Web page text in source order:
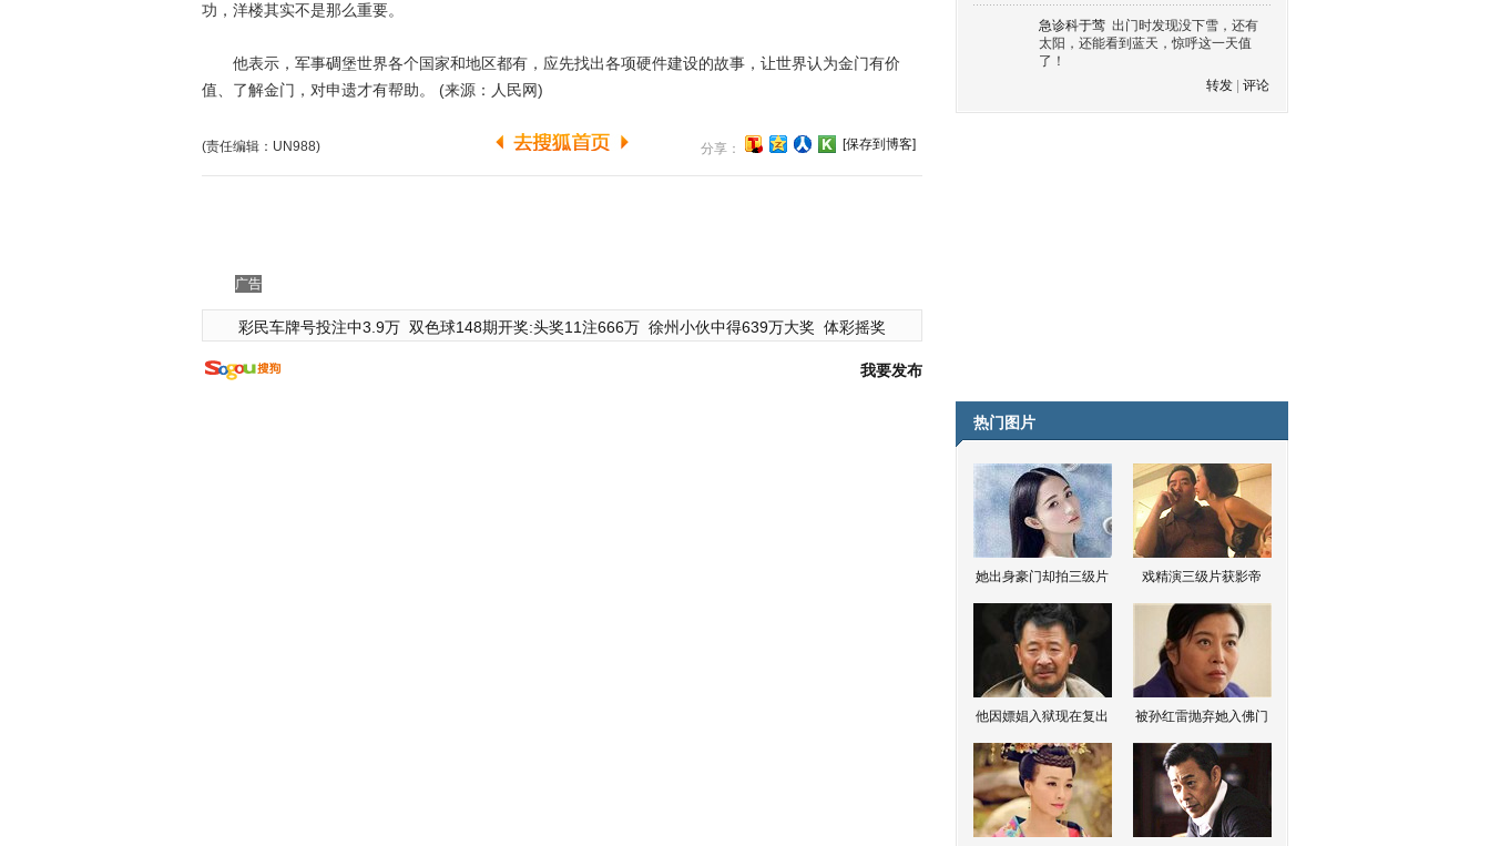
功，洋楼其实不是那么重要。
他表示，军事碉堡世界各个国家和地区都有，应先找出各项硬件建设的故事，让世界认为金门有价
值、了解金门，对申遗才有帮助。 (来源：人民网)
(责任编辑：UN988) 分享： [保存到博客]
广告
彩民车牌号投注中3.9万 双色球148期开奖:头奖11注666万 徐州小伙中得639万大奖 体彩摇奖
我要发布
急诊科于莺 出门时发现没下雪，还有
太阳，还能看到蓝天，惊呼这一天值
了！
转发
评论
热门图片
她出身豪门却拍三级片 戏精演三级片获影帝
他因嫖娼入狱现在复出 被孙红雷抛弃她入佛门